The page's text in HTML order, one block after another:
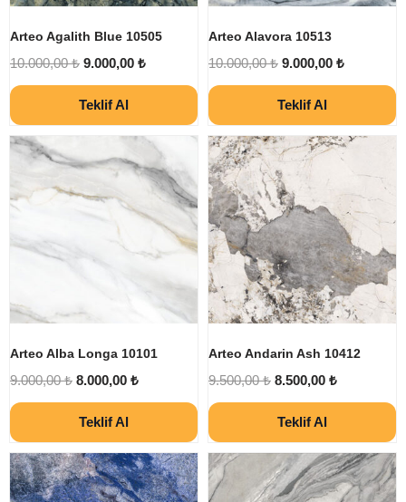
Arteo Agalith Blue 10505
10.000,00₺ 9.000,00 ₺
Teklif Al
Arteo Alavora 10513
10.000,00₺ 9.000,00 ₺
Teklif Al
Arteo Alba Longa 10101
9.000,00₺ 8.000,00 ₺
Teklif Al
Arteo Andarin Ash 10412
9.500,00₺ 8.500,00 ₺
Teklif Al